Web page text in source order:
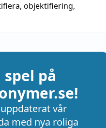
, objektifiering,
spel på
vår
med nya roliga